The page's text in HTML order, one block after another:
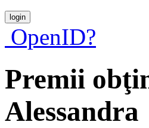
OpenID?
Premii
Alessandra